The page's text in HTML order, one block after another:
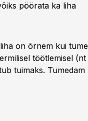
pöörata ka liha
on õrnem kui tume
töötlemisel (nt
tuimaks. Tumedam